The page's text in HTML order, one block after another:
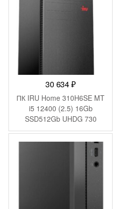
30 634₽
ПК IRU Home 310H6SE MT
i5 12400 (2.5) 16Gb
SSD512Gb UHDG 730
FreeDOS GbitEth 400W
черный (2028636)